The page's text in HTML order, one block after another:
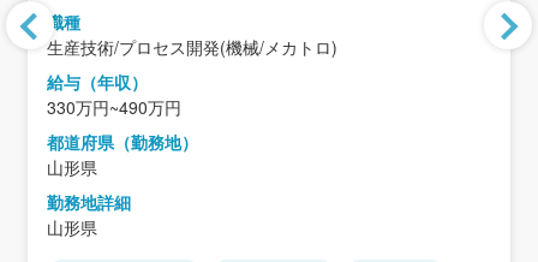
職種
生産技術/プロセス開発(機械/メカトロ)
給与（年収）
330万円~490万円
都道府県（勤務地）
山形県
勤務地詳細
山形県